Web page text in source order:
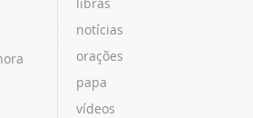
notícias
orações
papa
vídeos